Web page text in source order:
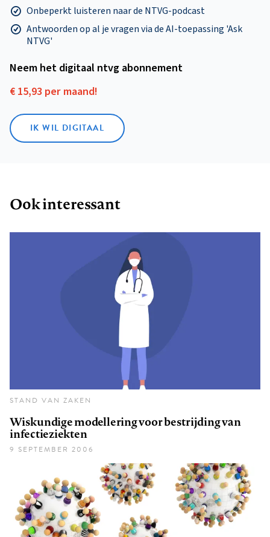
Onbeperkt luisteren naar de NTVG-podcast
Antwoorden op al je vragen via de AI-toepassing 'Ask
NTVG'
Neem het digitaal ntvg abonnement
€ 15,93 per maand!
IK WIL DIGITAAL
Ook interessant
STAND VAN ZAKEN
Wiskundige modellering voor bestrijding van
infectieziekten
9 SEPTEMBER 2006